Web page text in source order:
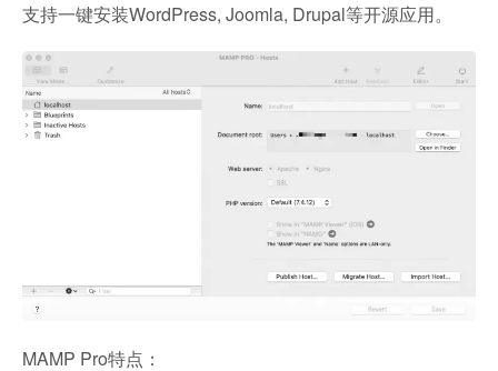
支持一键安装WordPress, Joomla, Drupal等开源应用。
MAMP Pro特点：